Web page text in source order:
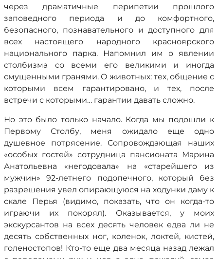
через драматичные перипетии прошлого
заповедного периода и до комфортного,
безопасного, познавательного и доступного для
всех настоящего народного красноярского
национального парка. Напомнил им о явлении
столбизма со всеми его великими и иногда
смущенными гранями. О животных: тех, общение с
которыми всем гарантировано, и тех, после
встречи с которыми… гарантии давать сложно.
Но это было только начало. Когда мы подошли к
Первому Столбу, меня ожидало еще одно
душевное потрясение. Сопровождающая наших
«особых гостей» сотрудница пансионата Марина
Анатольевна «негодовала» на «старейшего из
мужчин» 92-летнего подопечного, который без
разрешения увел опирающуюся на ходунки даму к
скале Перья (видимо, показать, что он когда-то
играючи их покорял). Оказывается, у моих
экскурсантов на всех десять человек едва ли не
десять собственных ног, коленок, локтей, кистей,
голеностопов! Кто-то еще два месяца назад лежал